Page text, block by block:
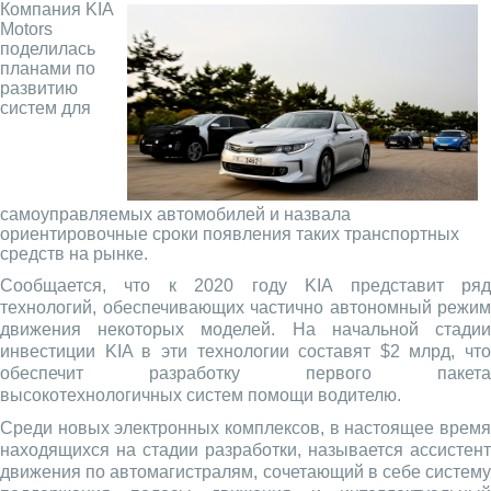
Компания KIA
Motors
поделилась
планами по
развитию
систем для
самоуправляемых автомобилей и назвала
ориентировочные сроки появления таких транспортных
средств на рынке.
Сообщается, что к 2020 году KIA представит ряд
технологий, обеспечивающих частично автономный режим
движения некоторых моделей. На начальной стадии
инвестиции KIA в эти технологии составят $2 млрд, что
обеспечит разработку первого пакета
высокотехнологичных систем помощи водителю.
Среди новых электронных комплексов, в настоящее время
находящихся на стадии разработки, называется ассистент
движения по автомагистралям, сочетающий в себе систему